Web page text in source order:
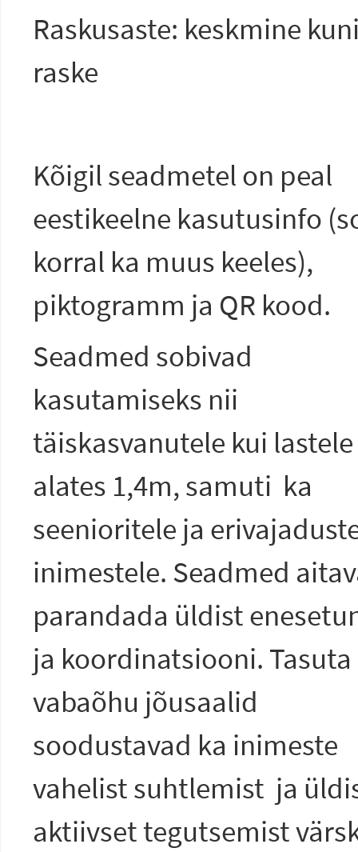
Raskusaste: keskmine
raske
Kõigil seadmetel on peal
eestikeelne kasutusinfo
korral ka muus keeles),
piktogramm ja QR kood.
Seadmed sobivad
kasutamiseks nii
täiskasvanutele kui lastele
alates 1,4m, samuti ka
seenioritele ja
inimestele. Seadmed
parandada üldist
ja koordinatsiooni. Tasuta
vabaõhu jõusaalid
soodustavad ka inimeste
vahelist suhtlemist ja
aktiivset tegutsemist